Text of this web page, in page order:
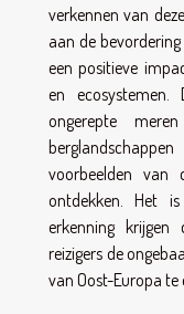
verkennen van
aan de
een positieve
en
ongerepte
voorbeelden van
ontdekken. Het
erkenning
reizigers de
van Oost-Europa te